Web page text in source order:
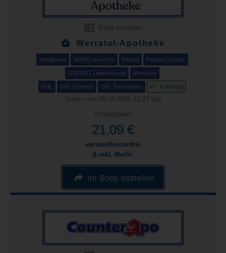
Profil einsehen
Werratal-Apotheke
Kreditkarte SEPA/Lastschrift Paypal Paypal Express
SOFORT Überweisung Vorkasse
DHL DHL Express DHL Packstation E-Rezept
Daten vom 06.08.2026 12:27 Uhr
Produktpreis
21,09 €
versandkostenfrei
& inkl. MwSt.
im Shop bestellen